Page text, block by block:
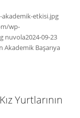
etkisi.jpg
wp-
nuvola2024-09-23
Akademik Başarıya
Yurtlarının